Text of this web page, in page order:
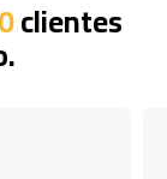
clientes